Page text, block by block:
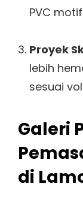
PVC
Proyek
lebih
sesuai
Galeri
di